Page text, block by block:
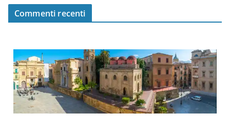
Commenti recenti